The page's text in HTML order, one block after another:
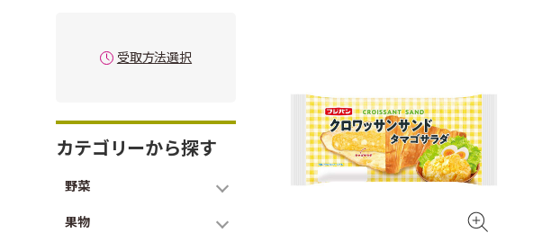
受取方法選択
カテゴリーから探す
野菜
果物